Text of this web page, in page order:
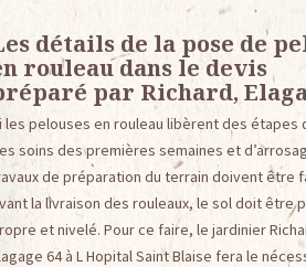
détails de la pose de
rouleau dans le devis
par Richard,
les pelouses en rouleau libèrent des étapes
soins des premières semaines et
de préparation du terrain doivent être
la livraison des rouleaux, le sol doit être
et nivelé. Pour ce faire, le jardinier
64 à L Hopital Saint Blaise fera le